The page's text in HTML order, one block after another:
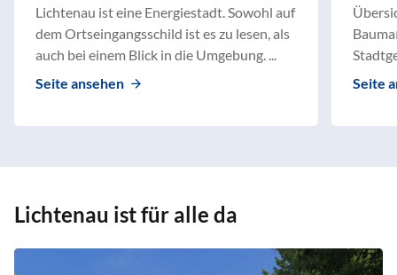
Lichtenau ist eine Energiestadt. Sowohl auf
dem Ortseingangsschild ist es zu lesen, als
auch bei einem Blick in die Umgebung. ...
Seite ansehen
Seite
Lichtenau ist für alle da